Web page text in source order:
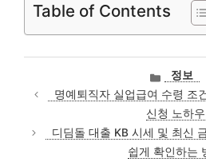
Table of Contents
카
테
고
리
정보
명예퇴직자 실업급여 수령 조
신청 노하우
디딤돌 대출 KB 시세 및 최신
쉽게 확인하는